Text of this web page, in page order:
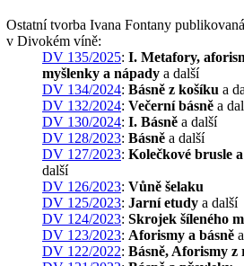
Ostatní tvorba Ivana Fontany publikovaná
v Divokém víně:
DV 135/2025: I. Metafory,
myšlenky a nápady a další
DV 134/2024: Básně z košíku a
DV 132/2024: Večerní básně a
DV 130/2024: I. Básně a další
DV 128/2023: Básně a další
DV 127/2023: Kolečkové brusle
další
DV 126/2023: Vůně šelaku
DV 125/2023: Jarní etudy a další
DV 124/2023: Skrojek šíleného
DV 123/2023: Aforismy a básně
DV 122/2022: Básně, Aforismy z